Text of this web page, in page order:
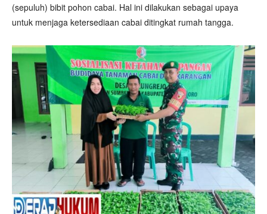
(sepuluh) bibit pohon cabai. Hal ini dilakukan sebagai upaya
untuk menjaga ketersediaan cabai ditingkat rumah tangga.